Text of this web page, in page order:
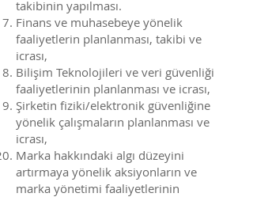
takibinin yapılması.
Finans ve muhasebeye yönelik
faaliyetlerin planlanması, takibi ve
icrası,
Bilişim Teknolojileri ve veri güvenliği
faaliyetlerinin planlanması ve icrası,
Şirketin fiziki/elektronik güvenliğine
yönelik çalışmaların planlanması ve
icrası,
Marka hakkındaki algı düzeyini
artırmaya yönelik aksiyonların ve
marka yönetimi faaliyetlerinin